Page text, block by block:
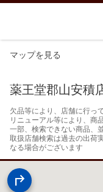
マップを見る
薬王堂郡山安積
欠品等により、店舗に行っ
リニューアル等により、商
一部、検索できない商品、
取扱店舗検索は過去の出荷
なる場合がございます